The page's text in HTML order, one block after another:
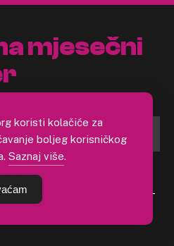
mjesečni
s politikom privatnosti te
koristi moj email za slanje e-
koristi kolačiće za
boljeg korisničkog
Saznaj više.